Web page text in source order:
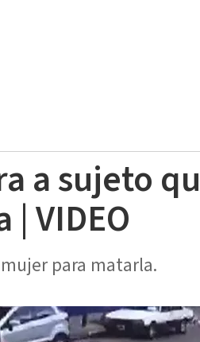
a sujeto
VIDEO
para matarla.